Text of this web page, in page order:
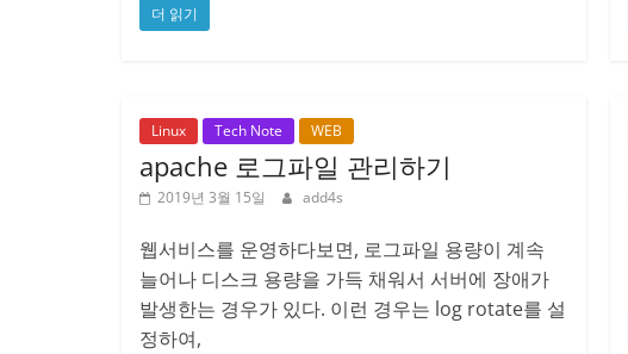
더 읽기
Linux Tech Note WEB
apache 로그파일 관리하기
2019년 3월 15일 add4s
웹서비스를 운영하다보면, 로그파일 용량이 계속
늘어나 디스크 용량을 가득 채워서 서버에 장애가
발생한는 경우가 있다. 이런 경우는 log rotate를 설
정하여,